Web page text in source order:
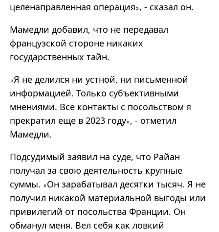
целенаправленная операция», - сказал он.
Мамедли добавил, что не передавал
французской стороне никаких
государственных тайн.
«Я не делился ни устной, ни письменной
информацией. Только субъективными
мнениями. Все контакты с посольством я
прекратил еще в 2023 году», - отметил
Мамедли.
Подсудимый заявил на суде, что Райан
получал за свою деятельность крупные
суммы. «Он зарабатывал десятки тысяч. Я не
получил никакой материальной выгоды или
привилегий от посольства Франции. Он
обманул меня. Вел себя как ловкий